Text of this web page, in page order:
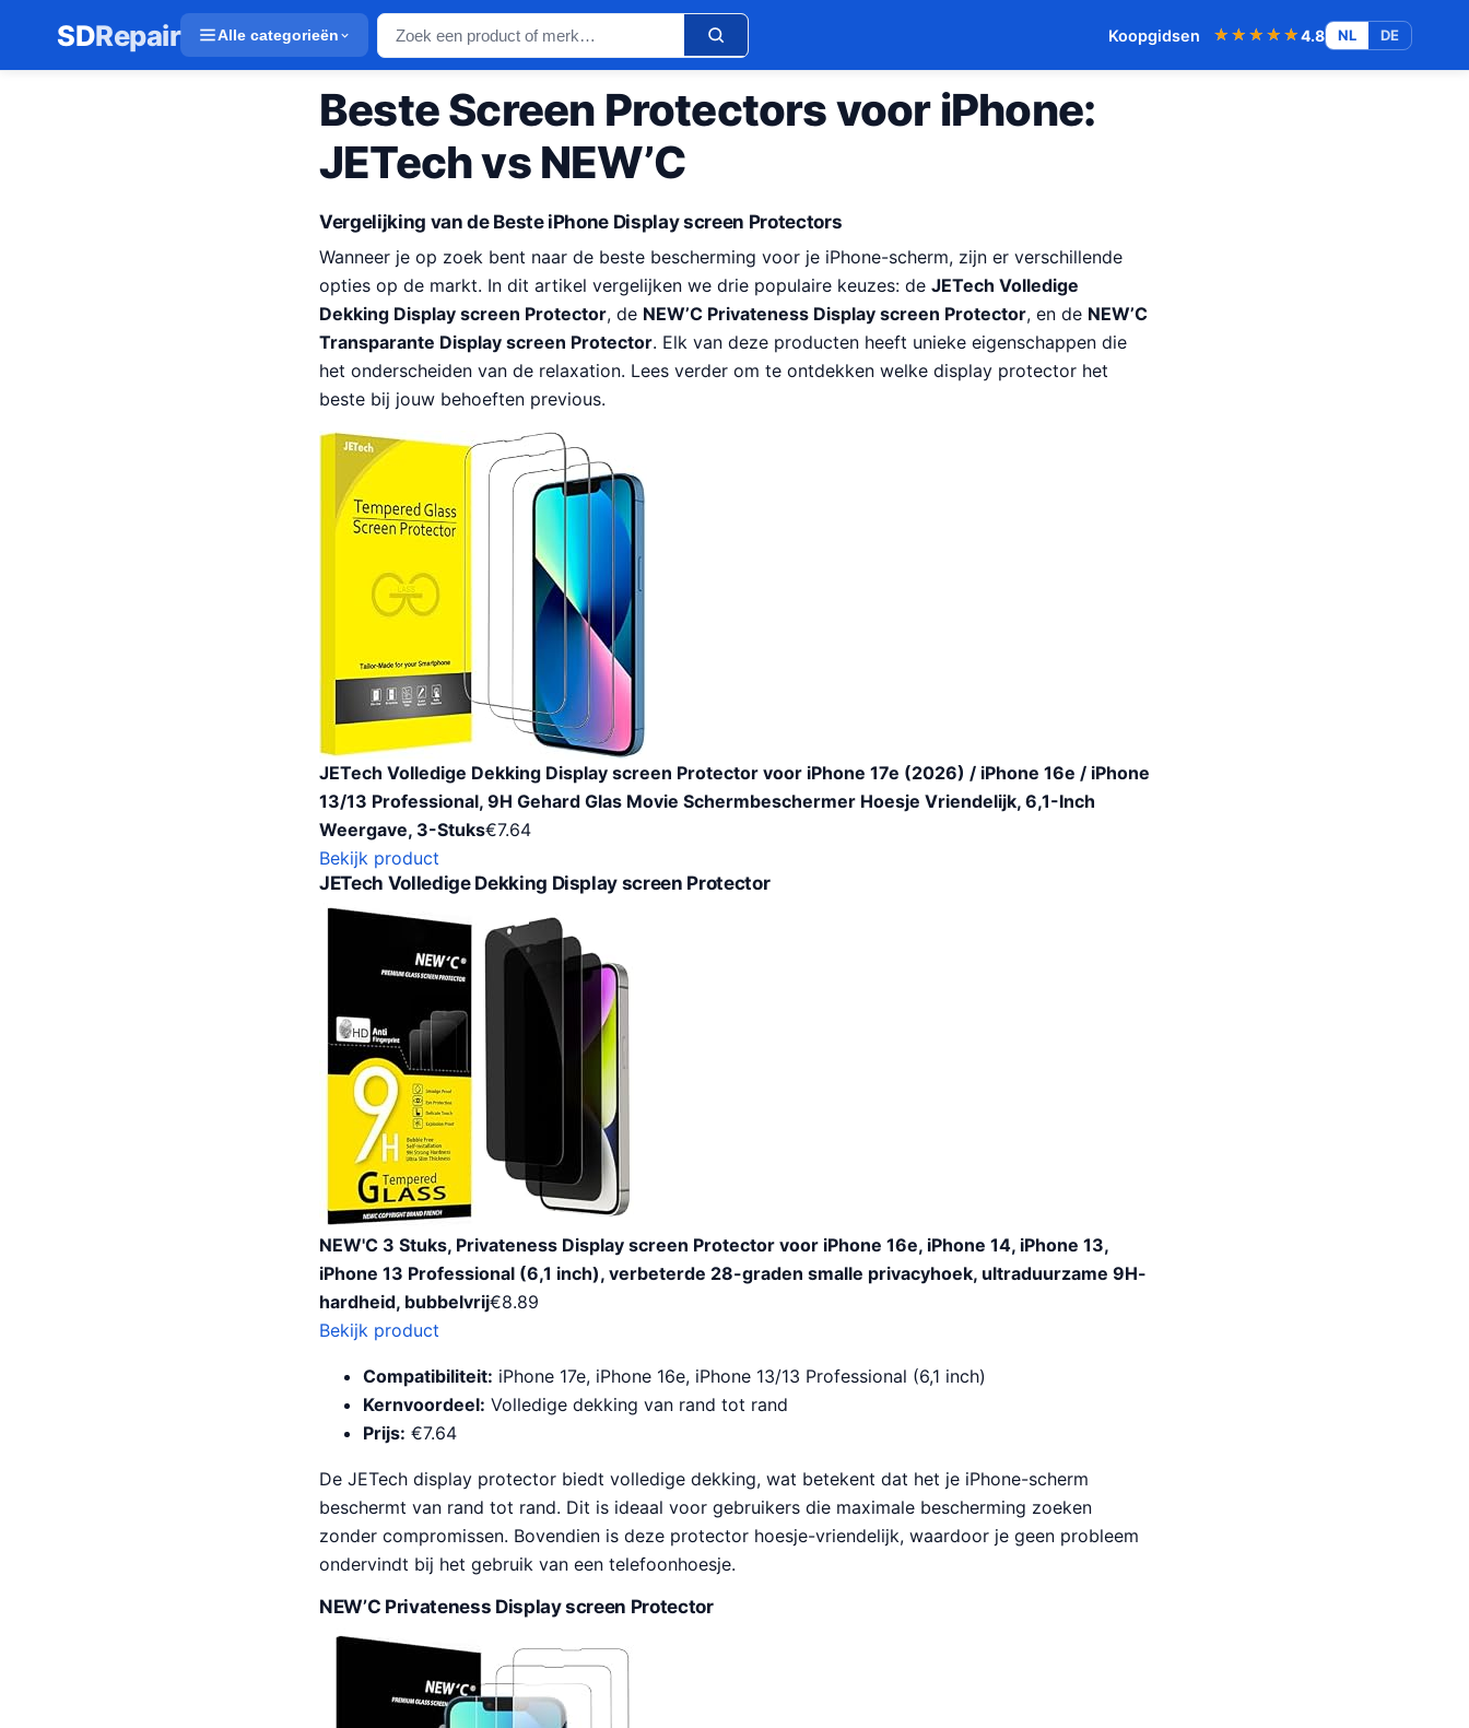
SDRepair Alle categorieën Koopgidsen ★★★★★
★★★★★4.8 NL DE
Beste Screen Protectors voor iPhone:
JETech vs NEW’C
Vergelijking van de Beste iPhone Display screen Protectors
Wanneer je op zoek bent naar de beste bescherming voor je iPhone-scherm, zijn er verschillende
opties op de markt. In dit artikel vergelijken we drie populaire keuzes: de JETech Volledige
Dekking Display screen Protector, de NEW’C Privateness Display screen Protector, en de NEW’C
Transparante Display screen Protector. Elk van deze producten heeft unieke eigenschappen die
het onderscheiden van de relaxation. Lees verder om te ontdekken welke display protector het
beste bij jouw behoeften previous.
JETech Volledige Dekking Display screen Protector voor iPhone 17e (2026) / iPhone 16e / iPhone
13/13 Professional, 9H Gehard Glas Movie Schermbeschermer Hoesje Vriendelijk, 6,1-Inch
Weergave, 3-Stuks€7.64
Bekijk product
JETech Volledige Dekking Display screen Protector
NEW'C 3 Stuks, Privateness Display screen Protector voor iPhone 16e, iPhone 14, iPhone 13,
iPhone 13 Professional (6,1 inch), verbeterde 28-graden smalle privacyhoek, ultraduurzame 9H-
hardheid, bubbelvrij€8.89
Bekijk product
Compatibiliteit: iPhone 17e, iPhone 16e, iPhone 13/13 Professional (6,1 inch)
Kernvoordeel: Volledige dekking van rand tot rand
Prijs: €7.64
De JETech display protector biedt volledige dekking, wat betekent dat het je iPhone-scherm
beschermt van rand tot rand. Dit is ideaal voor gebruikers die maximale bescherming zoeken
zonder compromissen. Bovendien is deze protector hoesje-vriendelijk, waardoor je geen probleem
ondervindt bij het gebruik van een telefoonhoesje.
NEW’C Privateness Display screen Protector